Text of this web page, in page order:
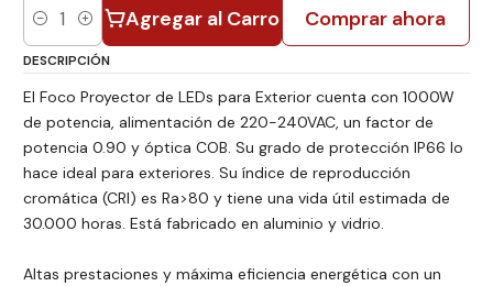
Cantidad Agregar al Carro Comprar ahora
DESCRIPCIÓN
El Foco Proyector de LEDs para Exterior cuenta con 1000W
de potencia, alimentación de 220-240VAC, un factor de
potencia 0.90 y óptica COB. Su grado de protección IP66 lo
hace ideal para exteriores. Su índice de reproducción
cromática (CRI) es Ra>80 y tiene una vida útil estimada de
30.000 horas. Está fabricado en aluminio y vidrio.
Altas prestaciones y máxima eficiencia energética con un